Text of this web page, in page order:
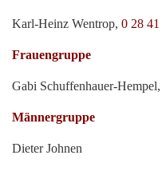
Karl-Heinz Wentrop, 0 28
Frauengruppe
Gabi Schuffenhauer-Hempel,
Männergruppe
Dieter Johnen